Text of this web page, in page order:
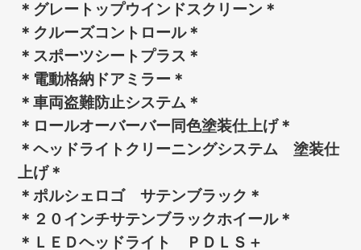
＊グレートップウインドスクリーン＊
＊クルーズコントロール＊
＊スポーツシートプラス＊
＊電動格納ドアミラー＊
＊車両盗難防止システム＊
＊ロールオーバーバー同色塗装仕上げ＊
＊ヘッドライトクリーニングシステム 塗装仕
上げ＊
＊ポルシェロゴ サテンブラック＊
＊２０インチサテンブラックホイール＊
＊ＬＥＤヘッドライト ＰＤＬＳ＋